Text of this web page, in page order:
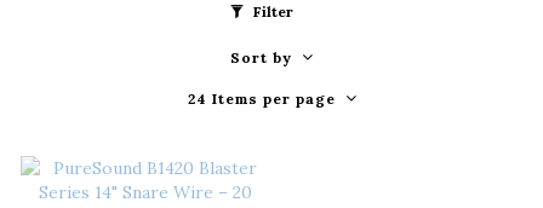
Filter
Sort by
24 Items per page